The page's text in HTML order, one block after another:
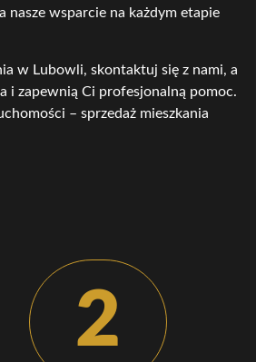
nasze wsparcie na każdym etapie
w Lubowli, skontaktuj się z nami, a
i zapewnią Ci profesjonalną pomoc.
– sprzedaż mieszkania
2